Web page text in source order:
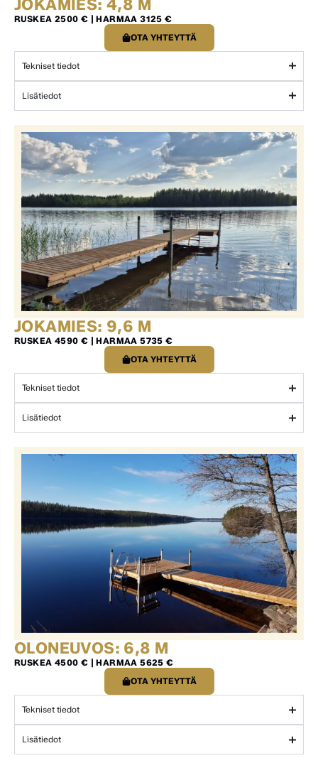
JOKAMIES: 4,8 M
RUSKEA 2500 € | HARMAA 3125 €
OTA YHTEYTTÄ
Tekniset tiedot
Lisätiedot
JOKAMIES: 9,6 M
RUSKEA 4590 € | HARMAA 5735 €
OTA YHTEYTTÄ
Tekniset tiedot
Lisätiedot
OLONEUVOS: 6,8 M
RUSKEA 4500 € | HARMAA 5625 €
OTA YHTEYTTÄ
Tekniset tiedot
Lisätiedot